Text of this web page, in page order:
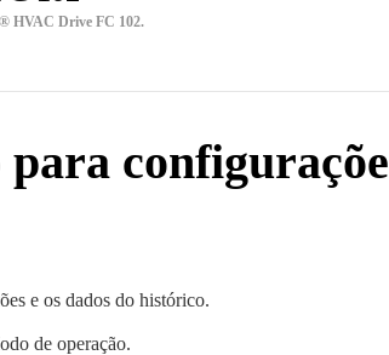
HVAC Drive FC 102.
e os dados do histórico.
de operação.